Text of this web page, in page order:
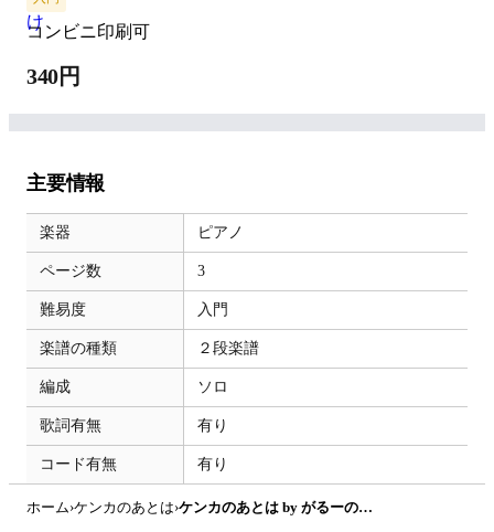
コンビニ印刷可
340円
主要情報
楽器 ピアノ
ページ数 3
難易度 入門
楽譜の種類 ２段楽譜
編成 ソロ
歌詞有無 有り
コード有無 有り
ホーム›ケンカのあとは› ケンカのあとは by がるーのぽっけ